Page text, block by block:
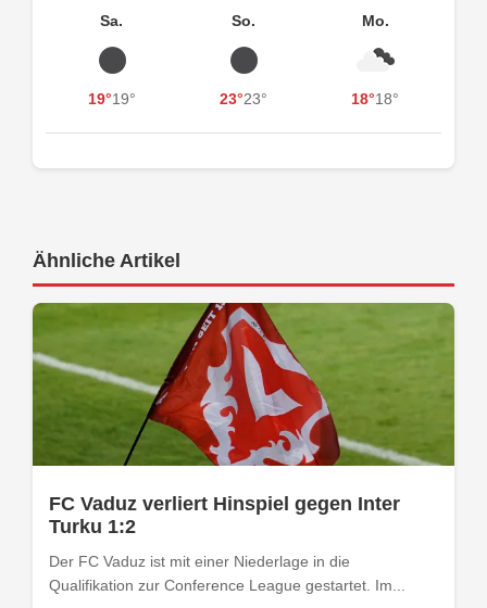
Sa.
19°19°
So.
23°23°
Mo.
18°18°
Ähnliche Artikel
FC Vaduz verliert Hinspiel gegen Inter
Turku 1:2
Der FC Vaduz ist mit einer Niederlage in die
Qualifikation zur Conference League gestartet. Im...